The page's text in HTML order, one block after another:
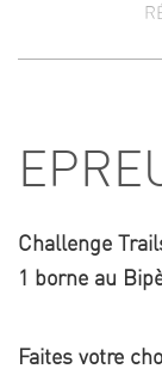
Challenge
1 borne au
Faites votre